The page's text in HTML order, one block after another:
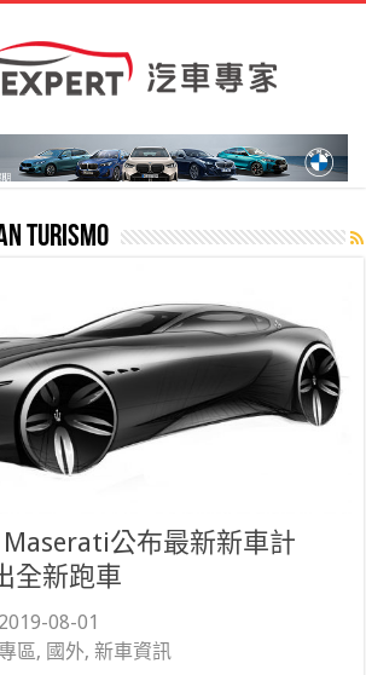
Turismo
公布最新新車計
全新跑車
2019-08-01
區, 國外,新車資訊